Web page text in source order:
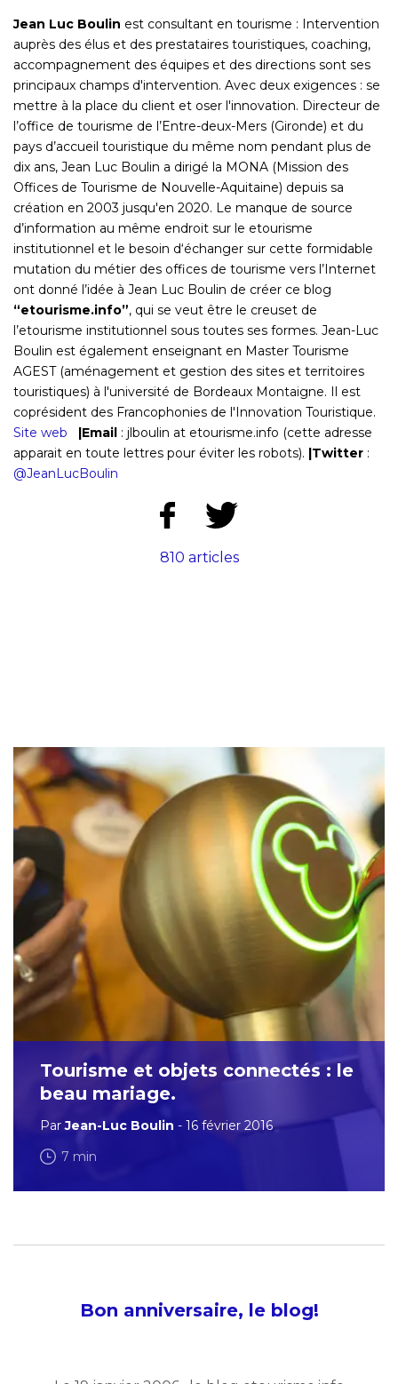
Jean Luc Boulin est consultant en tourisme : Intervention
auprès des élus et des prestataires touristiques, coaching,
accompagnement des équipes et des directions sont ses
principaux champs d'intervention. Avec deux exigences : se
mettre à la place du client et oser l'innovation. Directeur de
l’office de tourisme de l’Entre-deux-Mers (Gironde) et du
pays d’accueil touristique du même nom pendant plus de
dix ans, Jean Luc Boulin a dirigé la MONA (Mission des
Offices de Tourisme de Nouvelle-Aquitaine) depuis sa
création en 2003 jusqu'en 2020. Le manque de source
d’information au même endroit sur le etourisme
institutionnel et le besoin d‘échanger sur cette formidable
mutation du métier des offices de tourisme vers l’Internet
ont donné l’idée à Jean Luc Boulin de créer ce blog
“etourisme.info”, qui se veut être le creuset de
l’etourisme institutionnel sous toutes ses formes. Jean-Luc
Boulin est également enseignant en Master Tourisme
AGEST (aménagement et gestion des sites et territoires
touristiques) à l'université de Bordeaux Montaigne. Il est
coprésident des Francophonies de l'Innovation Touristique.
Site web
|Email : jlboulin at etourisme.info (cette adresse
apparait en toute lettres pour éviter les robots). |Twitter :
@JeanLucBoulin
810 articles
Tourisme et objets connectés : le
beau mariage.
ParJean-Luc Boulin - 16 février 2016
7 min
Bon anniversaire, le blog!